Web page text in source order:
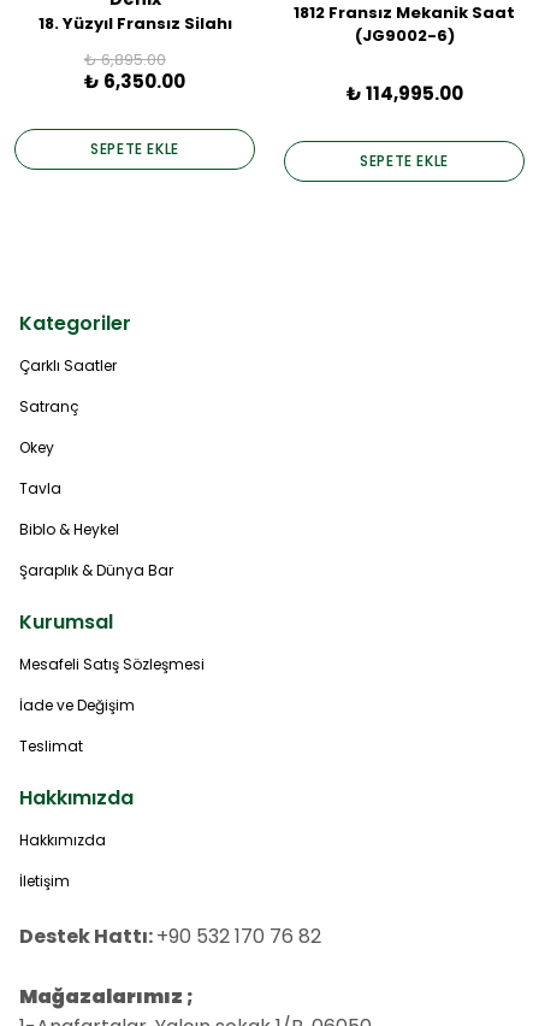
18. Yüzyıl Fransız Silahı
₺ 6,895.00
₺ 6,350.00
SEPETE EKLE
1812 Fransız Mekanik Saat
(JG9002-6)
₺ 114,995.00
SEPETE EKLE
Kategoriler
Çarklı Saatler
Satranç
Okey
Tavla
Biblo & Heykel
Şaraplık & Dünya Bar
Kurumsal
Mesafeli Satış Sözleşmesi
İade ve Değişim
Teslimat
Hakkımızda
Hakkımızda
İletişim
Destek Hattı:+90 532 170 76 82
Mağazalarımız ;